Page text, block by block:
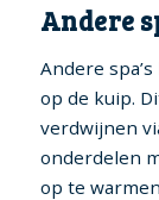
Andere
Andere
op de kuip.
verdwijnen
onderdelen
op te